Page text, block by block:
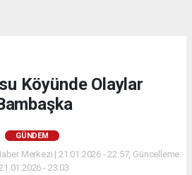
Köyünde Olaylar
GÜNDEM
Merkezi | 21.01.2026 - 22:57, Güncelleme:
- 23:03